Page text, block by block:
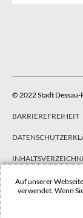
Auf unserer
verwendet. Wenn
© 2022 Stadt Dessau-
BARRIEREFREIHEIT
IMPRESSUM